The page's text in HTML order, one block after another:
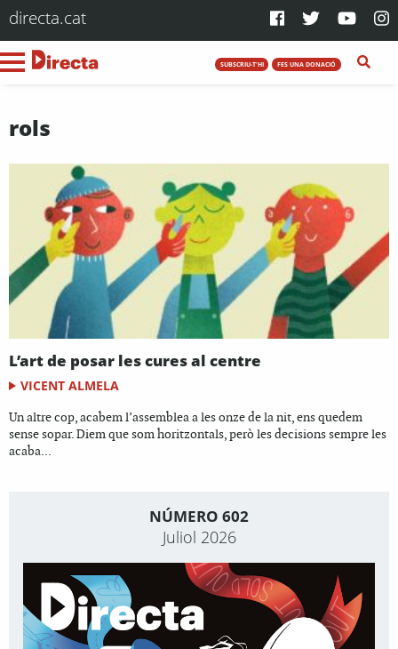
directa.cat
SUBSCRIU-T'HI FES UNA DONACIÓ
rols
L’art de posar les cures al centre
VICENT ALMELA
Un altre cop, acabem l’assemblea a les onze de la nit, ens quedem
sense sopar. Diem que som horitzontals, però les decisions sempre les
acaba...
NÚMERO 602
Juliol 2026